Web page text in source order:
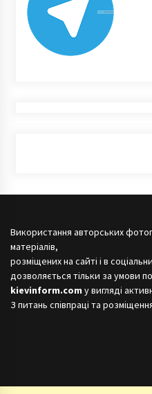
Використання авторських
матеріалів,
розміщених на сайті і в
дозволяється тільки за умови
kievinform.com у вигляді
З питань співпраці та